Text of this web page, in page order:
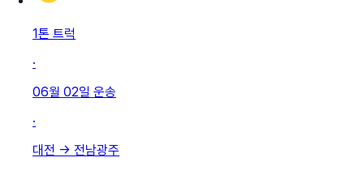
1톤 트럭
·
06월 02일 운송
·
대전 → 전남광주